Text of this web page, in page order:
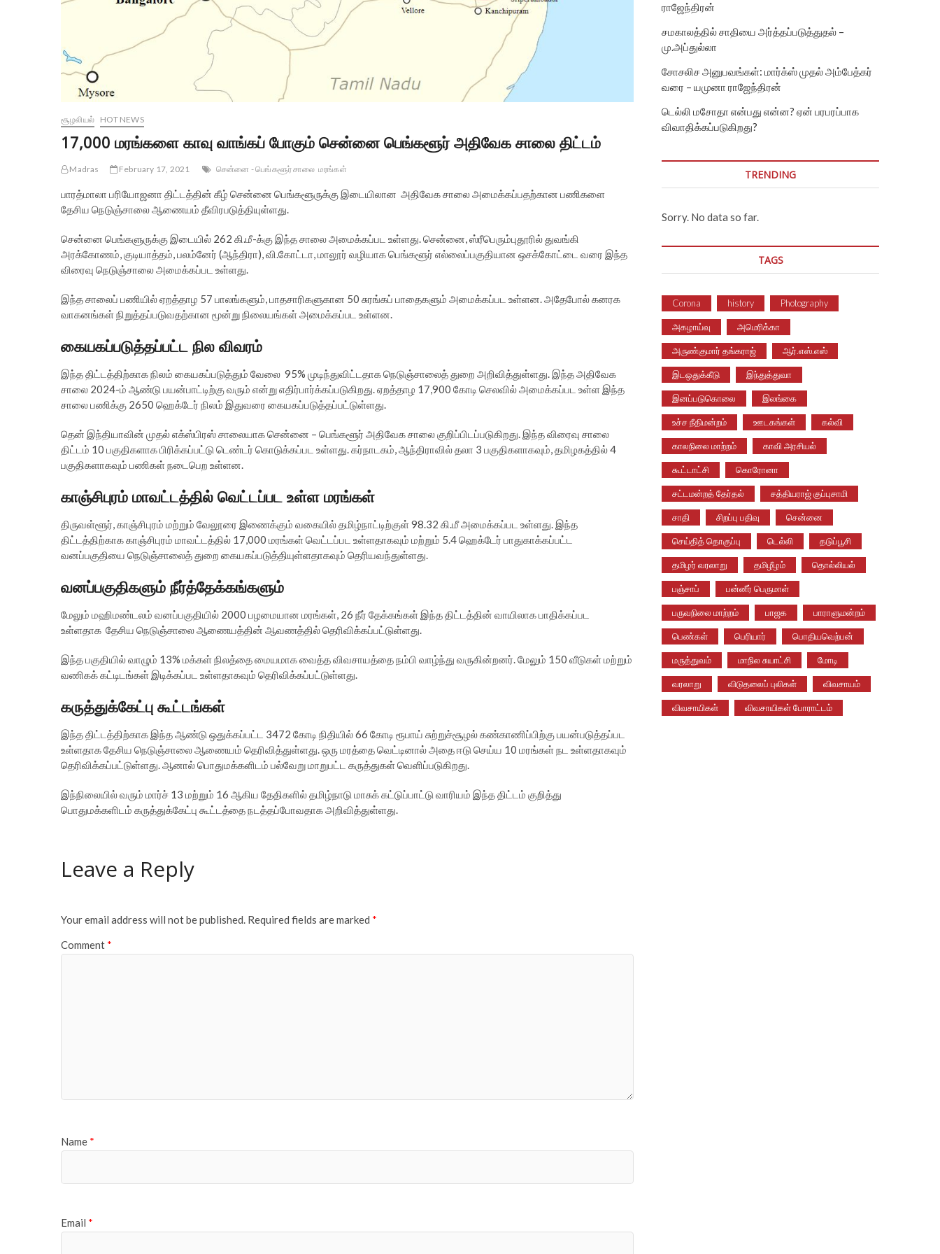
சூழலியல் HOT NEWS
17,000 மரங்களை காவு வாங்கப் போகும் சென்னை பெங்களூர் அதிவேக சாலை திட்டம்
Madras February 17, 2021 சென்னை - பெங்களூர் சாலை மரங்கள்
பாரத்மாலா பரியோஜனா திட்டத்தின் கீழ் சென்னை பெங்களூருக்கு இடையிலான அதிவேக சாலை அமைக்கப்பதற்கான பணிகளை
தேசிய நெடுஞ்சாலை ஆணையம் தீவிரபடுத்தியுள்ளது.
சென்னை பெங்களுருக்கு இடையில் 262 கி.மீ-க்கு இந்த சாலை அமைக்கப்பட உள்ளது. சென்னை, ஸ்ரீபெரும்புதூரில் துவங்கி
அரக்கோணம், குடியாத்தம், பலம்னேர் (ஆந்திரா), வி.கோட்டா, மாலூர் வழியாக பெங்களூர் எல்லைப்பகுதியான ஒசக்கோட்டை வரை இந்த
விரைவு நெடுஞ்சாலை அமைக்கப்பட உள்ளது.
இந்த சாலைப் பணியில் ஏறத்தாழ 57 பாலங்களும், பாதசாரிகளுகான 50 சுரங்கப் பாதைகளும் அமைக்கப்பட உள்ளன. அதேபோல் கனரக
வாகனங்கள் நிறுத்தப்படுவதற்கான மூன்று நிலையங்கள் அமைக்கப்பட உள்ளன.
கையகப்படுத்தப்பட்ட நில விவரம்
இந்த திட்டத்திற்காக நிலம் கையகப்படுத்தும் வேலை 95% முடிந்துவிட்டதாக நெடுஞ்சாலைத் துறை அறிவித்துள்ளது. இந்த அதிவேக
சாலை 2024-ம் ஆண்டு பயன்பாட்டிற்கு வரும் என்று எதிர்பார்க்கப்படுகிறது. ஏறத்தாழ 17,900 கோடி செலவில் அமைக்கப்பட உள்ள இந்த
சாலை பணிக்கு 2650 ஹெக்டேர் நிலம் இதுவரை கையகப்படுத்தப்பட்டுள்ளது.
தென் இந்தியாவின் முதல் எக்ஸ்பிரஸ் சாலையாக சென்னை – பெங்களூர் அதிவேக சாலை குறிப்பிடப்படுகிறது. இந்த விரைவு சாலை
திட்டம் 10 பகுதிகளாக பிரிக்கப்பட்டு டெண்டர் கொடுக்கப்பட உள்ளது. கர்நாடகம், ஆந்திராவில் தலா 3 பகுதிகளாகவும், தமிழகத்தில் 4
பகுதிகளாகவும் பணிகள் நடைபெற உள்ளன.
காஞ்சிபுரம் மாவட்டத்தில் வெட்டப்பட உள்ள மரங்கள்
திருவள்ளூர், காஞ்சிபுரம் மற்றும் வேலூரை இணைக்கும் வகையில் தமிழ்நாட்டிற்குள் 98.32 கி.மீ அமைக்கப்பட உள்ளது. இந்த
திட்டத்திற்காக காஞ்சிபுரம் மாவட்டத்தில் 17,000 மரங்கள் வெட்டப்பட உள்ளதாகவும் மற்றும் 5.4 ஹெக்டேர் பாதுகாக்கப்பட்ட
வனப்பகுதியை நெடுஞ்சாலைத் துறை கையகப்படுத்தியுள்ளதாகவும் தெரியவந்துள்ளது.
வனப்பகுதிகளும் நீர்த்தேக்கங்களும்
மேலும் மஹிமண்டலம் வனப்பகுதியில் 2000 பழமையான மரங்கள், 26 நீர் தேக்கங்கள் இந்த திட்டத்தின் வாயிலாக பாதிக்கப்பட
உள்ளதாக தேசிய நெடுஞ்சாலை ஆணையத்தின் ஆவணத்தில் தெரிவிக்கப்பட்டுள்ளது.
இந்த பகுதியில் வாழும் 13% மக்கள் நிலத்தை மையமாக வைத்த விவசாயத்தை நம்பி வாழ்ந்து வருகின்றனர். மேலும் 150 வீடுகள் மற்றும்
வணிகக் கட்டிடங்கள் இடிக்கப்பட உள்ளதாகவும் தெரிவிக்கப்பட்டுள்ளது.
கருத்துக்கேட்பு கூட்டங்கள்
இந்த திட்டத்திற்காக இந்த ஆண்டு ஒதுக்கப்பட்ட 3472 கோடி நிதியில் 66 கோடி ரூபாய் சுற்றுச்சூழல் கண்காணிப்பிற்கு பயன்படுத்தப்பட
உள்ளதாக தேசிய நெடுஞ்சாலை ஆணையம் தெரிவித்துள்ளது. ஒரு மரத்தை வெட்டினால் அதை ஈடு செய்ய 10 மரங்கள் நட உள்ளதாகவும்
தெரிவிக்கப்பட்டுள்ளது. ஆனால் பொதுமக்களிடம் பல்வேறு மாறுபட்ட கருத்துகள் வெளிப்படுகிறது.
இந்நிலையில் வரும் மார்ச் 13 மற்றும் 16 ஆகிய தேதிகளில் தமிழ்நாடு மாசுக் கட்டுப்பாட்டு வாரியம் இந்த திட்டம் குறித்து
பொதுமக்களிடம் கருத்துக்கேட்பு கூட்டத்தை நடத்தப்போவதாக அறிவித்துள்ளது.
Leave a Reply
Your email address will not be published. Required fields are marked *
Comment *
Name *
Email *
ராஜேந்திரன்
சமகாலத்தில் சாதியை அர்த்தப்படுத்துதல் –
மு.அப்துல்லா
சோசலிச அனுபவங்கள்: மார்க்ஸ் முதல் அம்பேத்கர்
வரை – யமுனா ராஜேந்திரன்
டெல்லி மசோதா என்பது என்ன? ஏன் பரபரப்பாக
விவாதிக்கப்படுகிறது?
TRENDING
Sorry. No data so far.
TAGS
Corona history Photography
அகழாய்வு அமெரிக்கா
அருண்குமார் தங்கராஜ் ஆர்.எஸ்.எஸ்
இடஒதுக்கீடு இந்துத்துவா
இனப்படுகொலை இலங்கை
உச்ச நீதிமன்றம் ஊடகங்கள் கல்வி
காலநிலை மாற்றம் காவி அரசியல்
கூட்டாட்சி கொரோனா
சட்டமன்றத் தேர்தல் சத்தியராஜ் குப்புசாமி
சாதி சிறப்பு பதிவு சென்னை
செய்தித் தொகுப்பு டெல்லி தடுப்பூசி
தமிழர் வரலாறு தமிழீழம் தொல்லியல்
பஞ்சாப் பன்னீர் பெருமாள்
பருவநிலை மாற்றம் பாஜக பாராளுமன்றம்
பெண்கள் பெரியார் பொதியவெற்பன்
மருத்துவம் மாநில சுயாட்சி மோடி
வரலாறு விடுதலைப் புலிகள் விவசாயம்
விவசாயிகள் விவசாயிகள் போராட்டம்